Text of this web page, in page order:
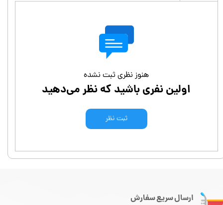
هنوز نظری ثبت نشده
اولین نفری باشید که نظر می‌دهید
ثبت نظر
ارسال سریع سفارش